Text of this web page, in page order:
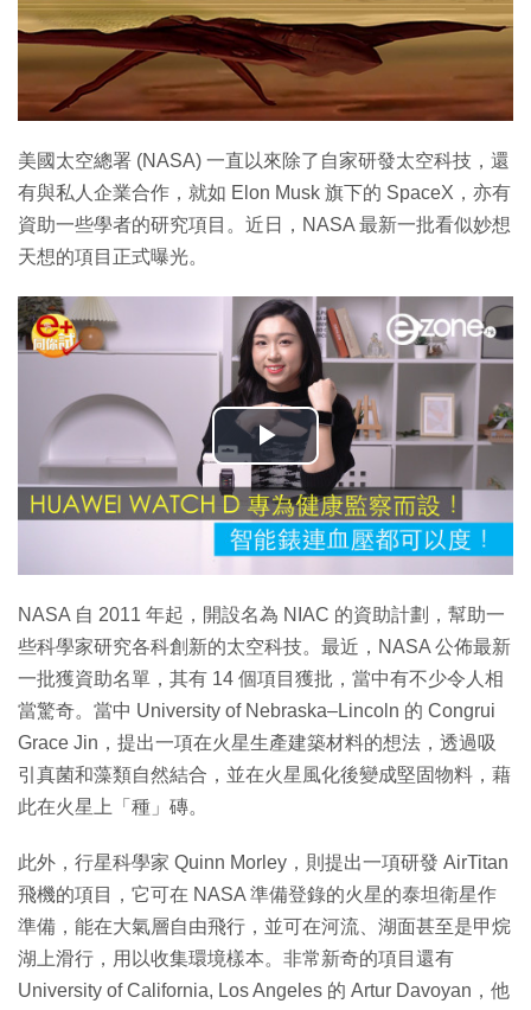
美國太空總署 (NASA) 一直以來除了自家研發太空科技，還
有與私人企業合作，就如 Elon Musk 旗下的 SpaceX，亦有
資助一些學者的研究項目。近日，NASA 最新一批看似妙想
天想的項目正式曝光。
播
放
影
片
NASA 自 2011 年起，開設名為 NIAC 的資助計劃，幫助一
些科學家研究各科創新的太空科技。最近，NASA 公佈最新
一批獲資助名單，其有 14 個項目獲批，當中有不少令人相
當驚奇。當中 University of Nebraska–Lincoln 的 Congrui
Grace Jin，提出一項在火星生產建築材料的想法，透過吸
引真菌和藻類自然結合，並在火星風化後變成堅固物料，藉
此在火星上「種」磚。
此外，行星科學家 Quinn Morley，則提出一項研發 AirTitan
飛機的項目，它可在 NASA 準備登錄的火星的泰坦衛星作
準備，能在大氣層自由飛行，並可在河流、湖面甚至是甲烷
湖上滑行，用以收集環境樣本。非常新奇的項目還有
University of California, Los Angeles 的 Artur Davoyan，他